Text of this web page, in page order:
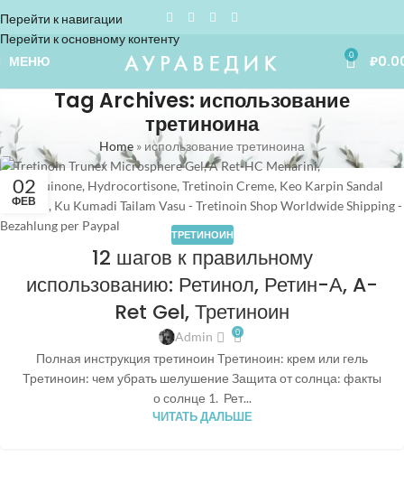
Перейти к навигации
Перейти к основному контенту
МЕНЮ 0 ₽
Tag Archives: использование
третиноина
Home » использование третиноина
02
ФЕВ
ТРЕТИНОИН
12 шагов к правильному
использованию: Ретинол, Ретин-А, A-
Ret Gel, Третиноин
Admin 0
Полная инструкция третиноин Третиноин: крем или гель
Третиноин: чем убрать шелушение Защита от солнца: факты
о солнце 1. Рет...
ЧИТАТЬ ДАЛЬШЕ